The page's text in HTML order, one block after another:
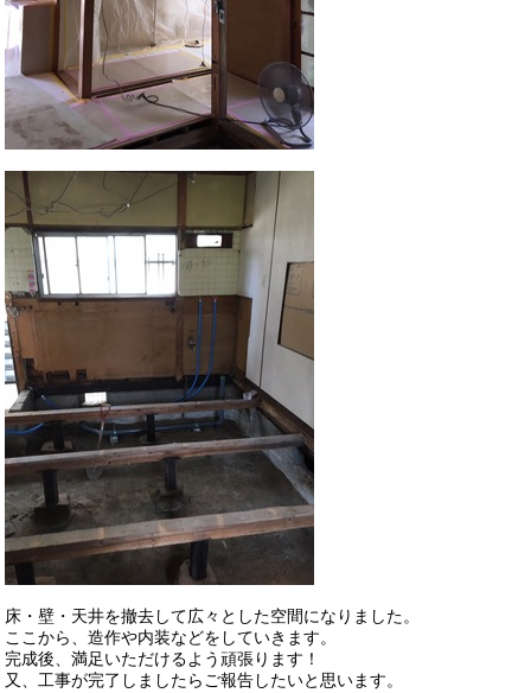
床・壁・天井を撤去して広々とした空間になりました。
ここから、造作や内装などをしていきます。
完成後、満足いただけるよう頑張ります！
又、工事が完了しましたらご報告したいと思います。